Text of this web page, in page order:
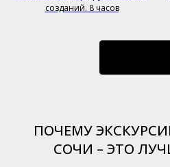
созданий. 8 часов
ПОЧЕМУ
СОЧИ – ЭТО